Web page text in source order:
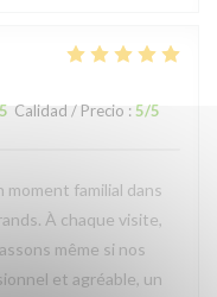
Calidad / Precio :5/5
moment familial dans
À chaque visite,
même si nos
et agréable, un